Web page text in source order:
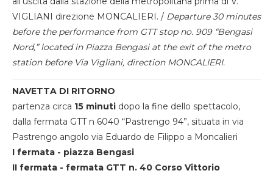
VIGLIANI direzione MONCALIERI. / Departure 30 minutes
before the performance from GTT stop no. 909 “Bengasi
Nord,” located in Piazza Bengasi at the exit of the metro
station before Via Vigliani, direction MONCALIERI.
NAVETTA DI RITORNO
partenza circa 15 minuti dopo la fine dello spettacolo,
dalla fermata GTT n 6040 “Pastrengo 94”, situata in via
Pastrengo angolo via Eduardo de Filippo a Moncalieri
I fermata - piazza Bengasi
II fermata - fermata GTT n. 40 Corso Vittorio